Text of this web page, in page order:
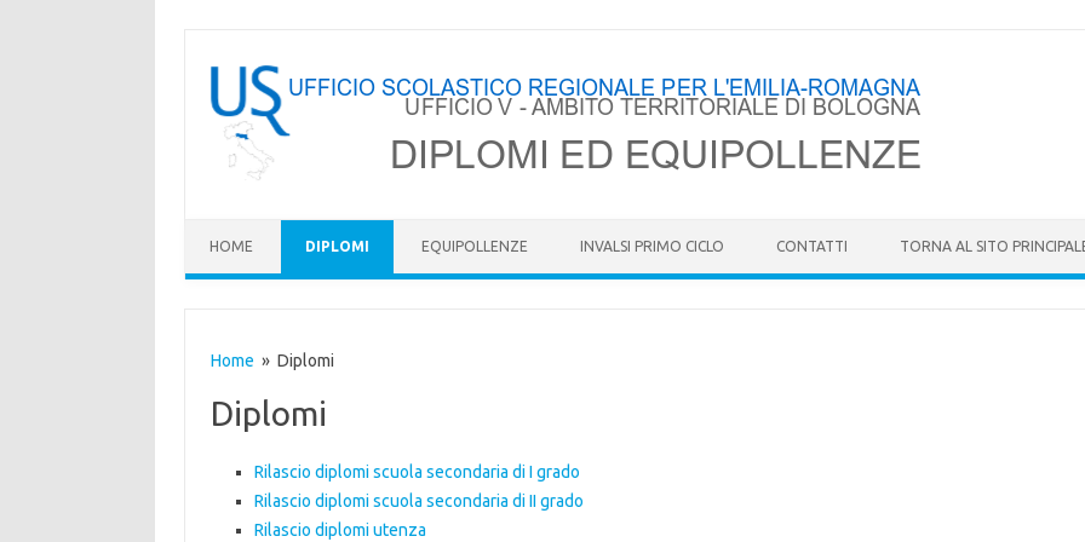
HOME DIPLOMI EQUIPOLLENZE INVALSI PRIMO CICLO CONTATTI TORNA AL SITO
Home » Diplomi
Diplomi
Rilascio diplomi scuola secondaria di I grado
Rilascio diplomi scuola secondaria di II grado
Rilascio diplomi utenza